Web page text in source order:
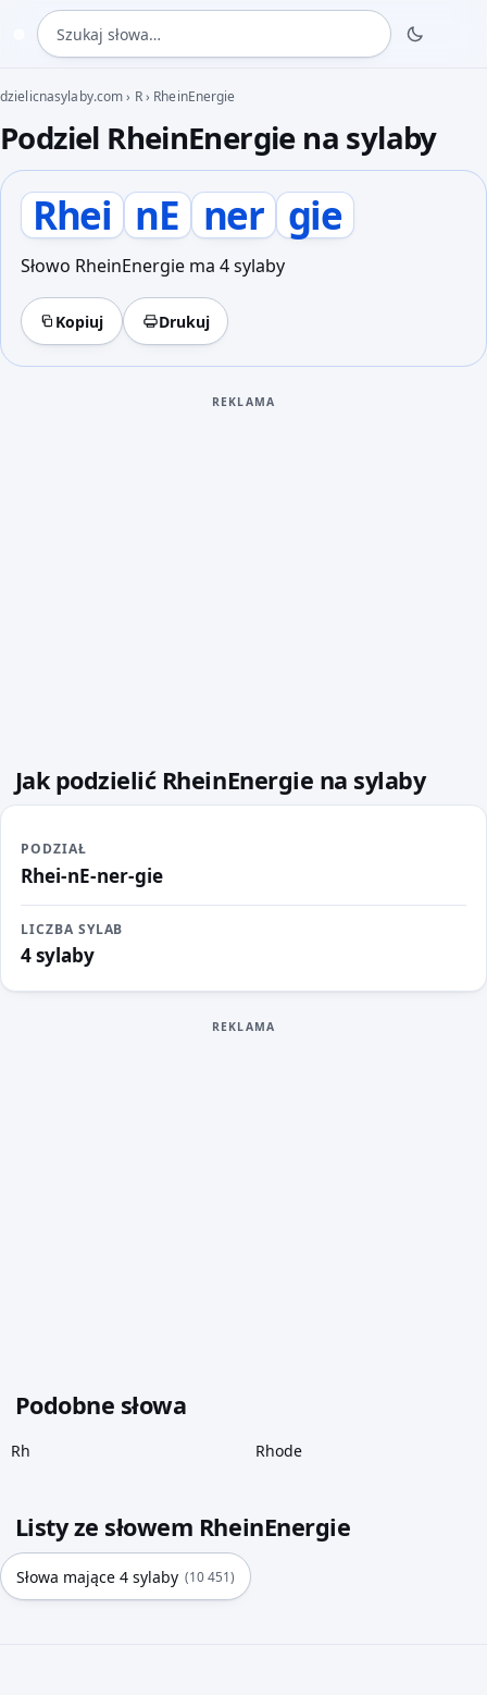
Szukaj słowa
dzielicnasylaby.com› R› RheinEnergie
Podziel RheinEnergie na sylaby
Rhei nE ner gie
Słowo RheinEnergie ma 4 sylaby
Kopiuj Drukuj
REKLAMA
Jak podzielić RheinEnergie na sylaby
PODZIAŁ
Rhei-nE-ner-gie
LICZBA SYLAB
4 sylaby
REKLAMA
Podobne słowa
Rh Rhode
Listy ze słowem RheinEnergie
Słowa mające 4 sylaby (10 451)